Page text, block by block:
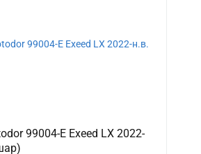
99004-E Exeed LX 2022-